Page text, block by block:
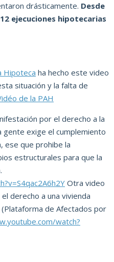
drásticamente. Desde
ejecuciones hipotecarias
Hipoteca ha hecho este video
situación y la falta de
de la PAH
por el derecho a la
gente exige el cumplemiento
ese que prohibe la
estructurales para que la
Otra video
derecho a una vivienda
(Plataforma de Afectados por
watch?